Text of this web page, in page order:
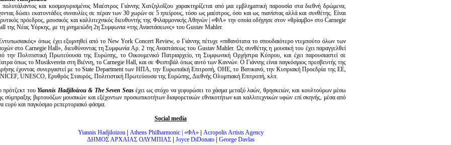
και κοσμογυρισμένος Μαέστρος Γιάννης Χατζηλοΐζου χαρακτηρίζεται από μια εμβληματική παρουσία στα διεθνή δρώμενα,
δώσει εκατοντάδες συναυλίες σε πέραν των 30 χωρών σε 5 ηπείρους, τόσο ως μαέστρος, όσο και ως πιανίστας αλλά και συνθέτης. Είναι
πρόεδρος, μουσικός και καλλιτεχνικός διευθυντής της Φιλαρμονικής Αθηνών | «ΦΑ» την οποία οδήγησε στον «θρίαμβο» στο Carnegie
της Νέας Υόρκης, με τη μνημειώδη 2η Συμφωνια «της Αναστάσεωνς» του Gustav Mahler.
όπως έχει εξυμνηθεί από το New York Concert Review, ο Γιάννης πέτυχε «πιθανότατα το σπουδαιότερο ντεμπούτο όλων των
στο Carnegie Hall», διευθύνοντας τη Συμφωνία Αρ. 2 της Αναστάσεως του Gustav Mahler. Ως συνθέτης η μουσική του έχει παραγγελθεί
την Πολιτιστική Πρωτεύουσα της Ευρώπης, το Οικουμενικό Πατριαρχείο, τη Συμφωνική Ορχήστρα Κύπρου, και έχει παρουσιαστεί σε
όπως το Musikverein στη Βιέννη, το Carnegie Hall, και σε Φεστιβάλ όπως αυτό των Καννών. Ο Γιάννης είναι παγκόσμιος πρεσβευτής της
έχοντας συνεργαστεί με το State Department των ΗΠΑ, την Ευρωπαϊκή Επιτροπή, ΟΗΕ, το Βατικανό, την Κυπριακή Προεδρία της ΕΕ,
UNESCO, Ερυθρός Σταυρός, Πολιτιστική Πρωτεύουσα της Ευρώπης, Διεθνής Ολυμπιακή Επιτροπή, κλπ.
πρότζεκτ τουYiannis Hadjiloizou & The Seven Seasέχει ως στόχο να γεφυρώσει το χάσμα μεταξύ λαών, θρησκειών, και κουλτούρων μέσω
σύμπραξης βιρτουόζων μουσικών και εξέχοντων προσωπικοτήτων διαφορετικών εθνικοτήτων και καλλιτεχνικών υφών επί σκηνής, μέσα από
ευρύ και παγκόσμιο ρεπερτοριακό φάσμα.
Social media
Yiannis Hadjiloizou
Athens Philharmonic | «ΦΑ»
Acropolis Artists Agency
ΔΗΜΟΣ ΑΡΧΑΙΑΣ ΟΛΥΜΠΙΑΣ
Joyce DiDonato George Davlas